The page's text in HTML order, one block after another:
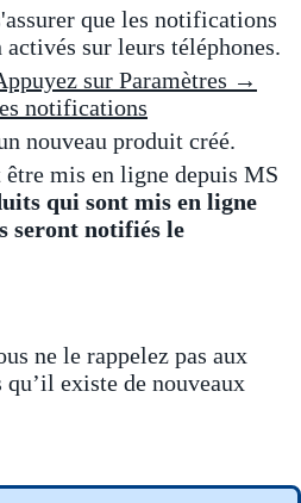
que les notifications
sur leurs téléphones.
sur Paramètres →
notifications
nouveau produit créé.
mis en ligne depuis MS
qui sont mis en ligne
seront notifiés le
ne le rappelez pas aux
existe de nouveaux